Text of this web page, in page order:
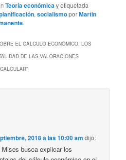
Teoría económicay etiquetada
,socialismoporMartin
.
EL CÁLCULO ECONÓMICO. LOS
DE LAS VALORACIONES
”
2018 a las 10:00 am dijo:
busca explicar los